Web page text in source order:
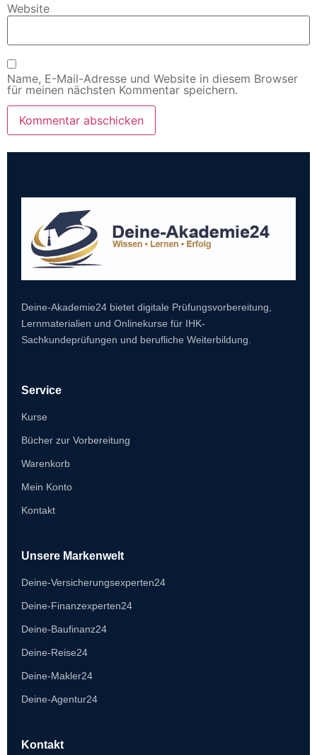
Website
Name, E-Mail-Adresse und Website in diesem Browser
für meinen nächsten Kommentar speichern.
Deine-Akademie24 bietet digitale Prüfungsvorbereitung,
Lernmaterialien und Onlinekurse für IHK-
Sachkundeprüfungen und berufliche Weiterbildung.
Service
Kurse
Bücher zur Vorbereitung
Warenkorb
Mein Konto
Kontakt
Unsere Markenwelt
Deine-Versicherungsexperten24
Deine-Finanzexperten24
Deine-Baufinanz24
Deine-Reise24
Deine-Makler24
Deine-Agentur24
Kontakt